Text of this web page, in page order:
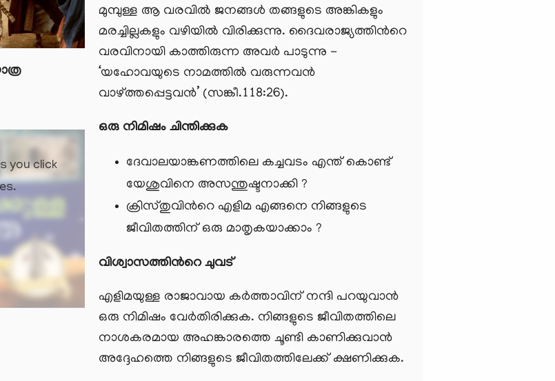
you click
മുമ്പുള്ള ആ വരവില്‍ ജനങ്ങള്‍ തങ്ങളുടെ അങ്കികളും
മരച്ചില്ലകളും വഴിയില്‍ വിരിക്കുന്നു. ദൈവരാജ്യത്തിന്‍റെ
വരവിനായി കാത്തിരുന്ന അവര്‍ പാടുന്നു -
‘യഹോവയുടെ നാമത്തില്‍ വരുന്നവന്‍
വാഴ്ത്തപ്പെട്ടവന്‍’ (സങ്കീ.118:26).
ഒരു നിമിഷം ചിന്തിക്കുക
ദേവാലയാങ്കണത്തിലെ കച്ചവടം എന്ത് കൊണ്ട്
യേശുവിനെ അസന്തുഷ്ടനാക്കി ?
ക്രിസ്തുവിന്‍റെ എളിമ എങ്ങനെ നിങ്ങളുടെ
ജീവിതത്തിന് ഒരു മാതൃകയാക്കാം ?
വിശ്വാസത്തിന്‍റെ ചുവട്
എളിമയുള്ള രാജാവായ കര്‍ത്താവിന് നന്ദി പറയുവാന്‍
ഒരു നിമിഷം വേര്‍തിരിക്കുക. നിങ്ങളുടെ ജീവിതത്തിലെ
നാശകരമായ അഹങ്കാരത്തെ ചൂണ്ടി കാണിക്കുവാന്‍
അദ്ദേഹത്തെ നിങ്ങളുടെ ജീവിതത്തിലേക്ക് ക്ഷണിക്കുക.